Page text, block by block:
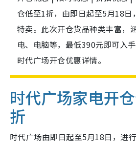
仓低至1折，由即日起至5月18日
特卖。此次开仓货品种类丰富，
电、电脑等，最低390元即可入
时代广场开仓优惠详情。
时代广场家电开
折
时代广场由即日起至5月18日，进